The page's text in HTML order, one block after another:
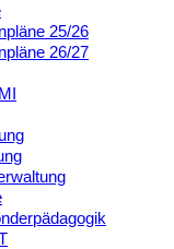
25/26
26/27